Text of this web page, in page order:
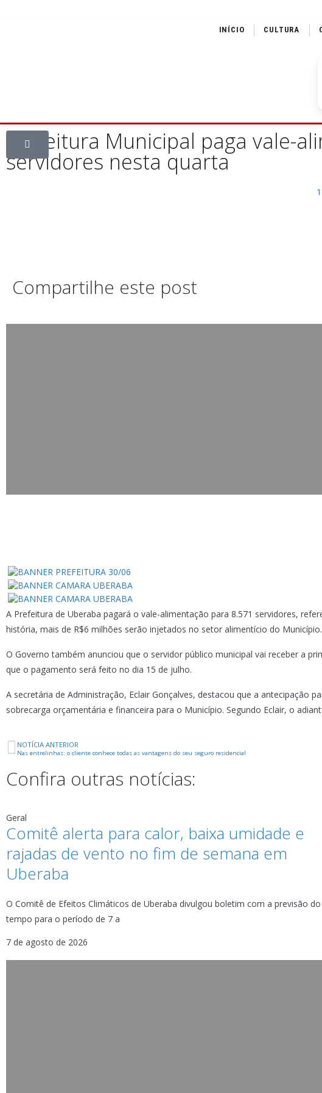
INÍCIO CULTURA
Prefeitura Municipal paga vale-
servidores nesta quarta
Compartilhe este post
A Prefeitura de Uberaba pagará o vale-alimentação para 8.571 servidores,
história, mais de R$6 milhões serão injetados no setor alimentício do Município.
O Governo também anunciou que o servidor público municipal vai receber a
que o pagamento será feito no dia 15 de julho.
A secretária de Administração, Eclair Gonçalves, destacou que a antecipação
sobrecarga orçamentária e financeira para o Município. Segundo Eclair, o
NOTÍCIA ANTERIOR
Nas entrelinhas: o cliente conhece todas as vantagens do seu seguro residencial
Confira outras notícias:
Geral
Comitê alerta para calor, baixa umidade e
rajadas de vento no fim de semana em
Uberaba
O Comitê de Efeitos Climáticos de Uberaba divulgou boletim com a previsão do
tempo para o período de 7 a
7 de agosto de 2026